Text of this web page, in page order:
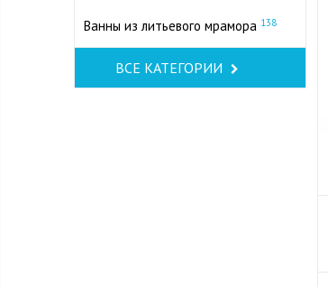
Ванны из литьевого мрамора 138
ВСЕ КАТЕГОРИИ